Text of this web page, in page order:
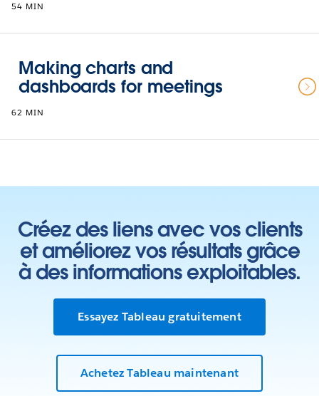
54 MIN
Making charts and
dashboards for meetings
62 MIN
Créez des liens avec vos clients
et améliorez vos résultats grâce
à des informations exploitables.
Essayez Tableau gratuitement
Achetez Tableau maintenant